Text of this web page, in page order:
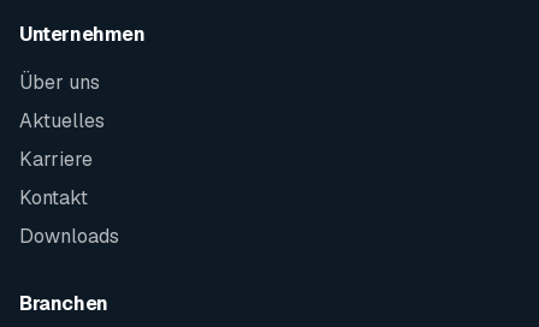
Unternehmen
Über uns
Aktuelles
Karriere
Kontakt
Downloads
Branchen